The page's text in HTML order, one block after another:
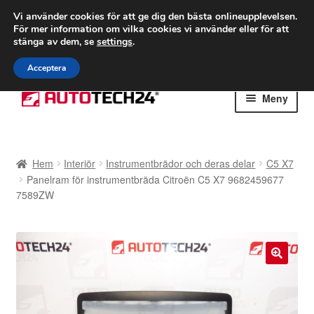
FRAKT från 75 kr
Världsomspännande frakt
Ring 766 924 713
Hoppa
till
Hoppa
till
Meny
Betalningar
Klagomål
Hem Interiör Instrumentbrädor och deras delar
C5 X7
Panelram för instrumentbräda Citroën C5 X7 9682459677
7589ZW
Vi använder cookies för att ge dig den bästa onlineupplevelsen.
För mer information om vilka cookies vi använder eller för att
stänga av dem, se settings.
Acceptera